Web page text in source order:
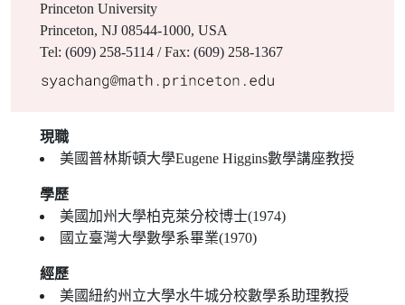
Princeton University
Princeton, NJ 08544-1000, USA
Tel: (609) 258-5114 / Fax: (609) 258-1367
現職
美國普林斯頓大學Eugene Higgins數學講座教授
學歷
美國加州大學柏克萊分校博士(1974)
國立臺灣大學數學系畢業(1970)
經歷
美國紐約州立大學水牛城分校數學系助理教授